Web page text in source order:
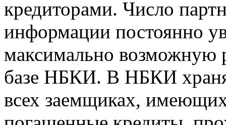
кредиторами. Число
информации постоянно
максимально возможную
базе НБКИ. В НБКИ
всех заемщиках,